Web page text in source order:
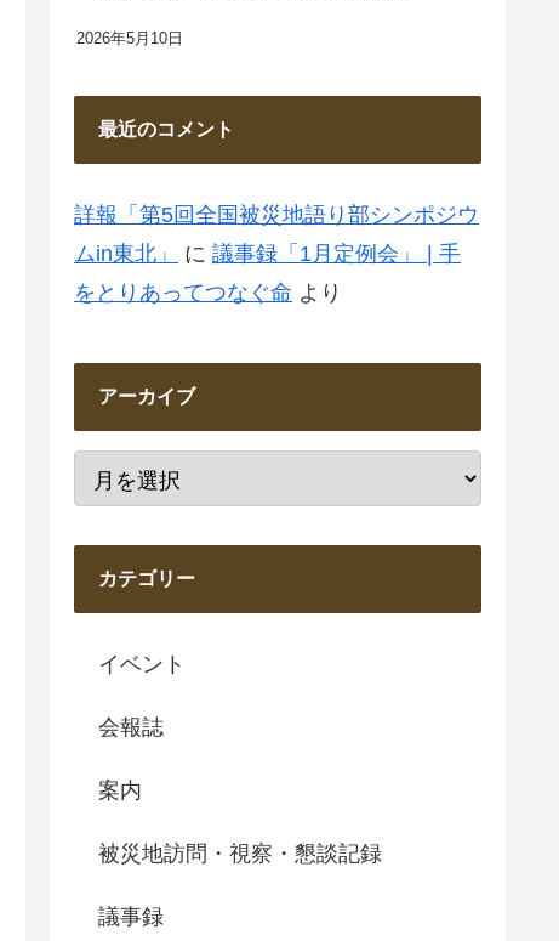
2026年5月10日
最近のコメント
詳報「第5回全国被災地語り部シンポジウ
ムin東北」
に 議事録「1月定例会」 | 手
をとりあってつなぐ命 より
アーカイブ
カテゴリー
イベント
会報誌
案内
被災地訪問・視察・懇談記録
議事録